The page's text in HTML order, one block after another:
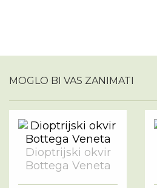
MOGLO BI VAS ZANIMATI
Dioptrijski okvir
Bottega Veneta